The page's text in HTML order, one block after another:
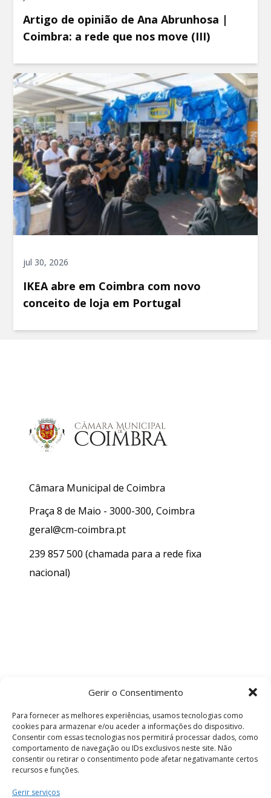
Gerir o Consentimento
Para fornecer as melhores experiências, usamos tecnologias como
cookies para armazenar e/ou aceder a informações do dispositivo.
Consentir com essas tecnologias nos permitirá processar dados, como
comportamento de navegação ou IDs exclusivos neste site. Não
consentir ou retirar o consentimento pode afetar negativamante certos
recursos e funções.
Gerir serviços
Artigo de opinião de Ana Abrunhosa |
Coimbra: a rede que nos move (III)
jul 30, 2026
IKEA abre em Coimbra com novo
conceito de loja em Portugal
Câmara Municipal de Coimbra
Praça 8 de Maio - 3000-300, Coimbra
geral@cm-coimbra.pt
239 857 500 (chamada para a rede fixa
nacional)
Termos e Condições